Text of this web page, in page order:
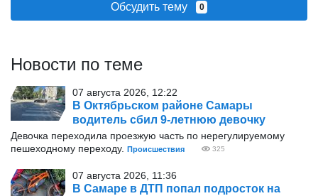
Обсудить тему 0
Новости по теме
07 августа 2026, 12:22
В Октябрьском районе Самары
водитель сбил 9-летнюю девочку
Девочка переходила проезжую часть по нерегулируемому
пешеходному переходу. Происшествия 325
07 августа 2026, 11:36
В Самаре в ДТП попал подросток на